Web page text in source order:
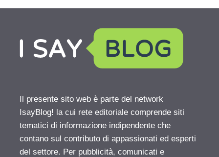
Il presente sito web è parte del network
IsayBlog! la cui rete editoriale comprende siti
tematici di informazione indipendente che
contano sul contributo di appassionati ed esperti
del settore. Per pubblicità, comunicati e